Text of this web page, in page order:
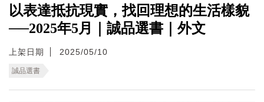
以表達抵抗現實，找回理想的生活樣貌
──2025年5月｜誠品選書｜外文
上架日期 2025/05/10
誠品選書